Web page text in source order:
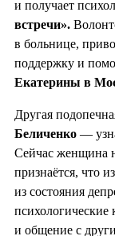
и получает
встречи».
в больнице,
поддержку и
Екатерины в
Другая
Беличенко —
Сейчас женщина
признаётся, что
из состояния
психологические
и общение с